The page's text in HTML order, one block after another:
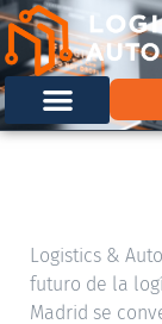
Logistics &
futuro de la
Madrid se